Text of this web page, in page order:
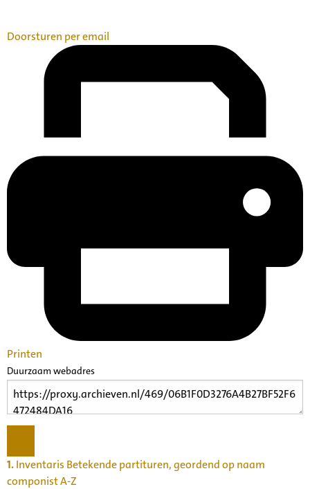
Doorsturen per email
Printen
Duurzaam webadres
1.Inventaris Betekende partituren, geordend op naam
componist A-Z